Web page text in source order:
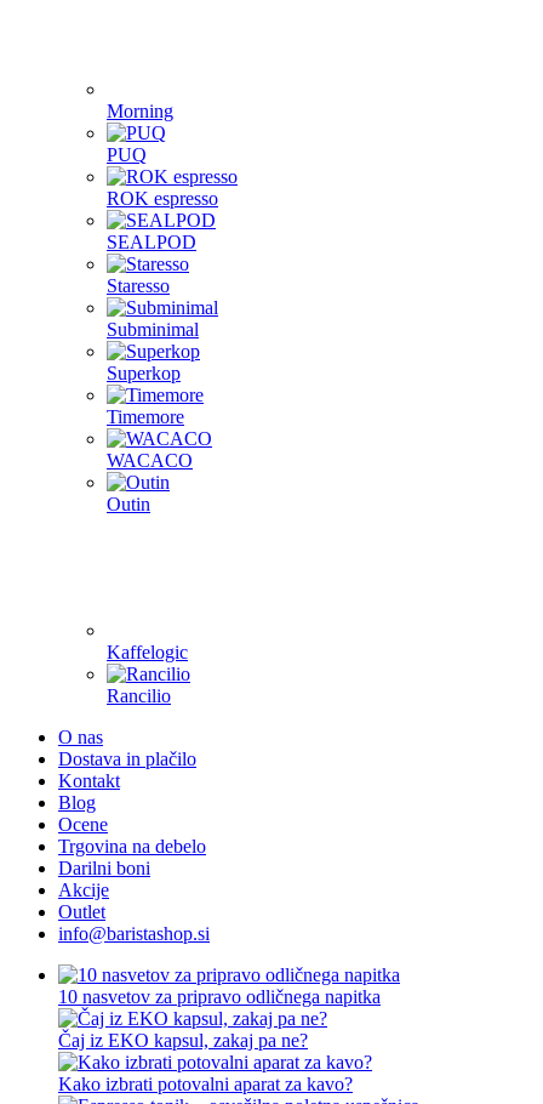
Morning
PUQ
ROK espresso
SEALPOD
Staresso
Subminimal
Superkop
Timemore
WACACO
Outin
Kaffelogic
Rancilio
O nas
Dostava in plačilo
Kontakt
Blog
Ocene
Trgovina na debelo
Darilni boni
Akcije
Outlet
info@baristashop.si
10 nasvetov za pripravo odličnega napitka
Čaj iz EKO kapsul, zakaj pa ne?
Kako izbrati potovalni aparat za kavo?